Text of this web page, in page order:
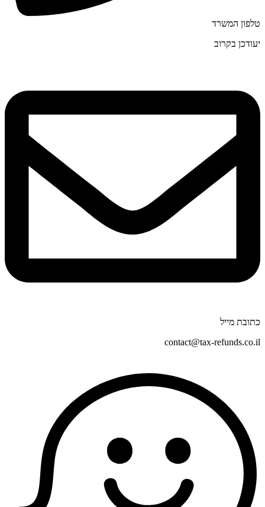
טלפון המשרד
יעודכן בקרוב
כתובת מייל
contact@tax-refunds.co.il